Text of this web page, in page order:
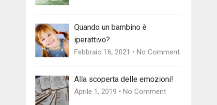
Quando un bambino è
iperattivo?
Febbraio 16, 2021 • No Comment
Alla scoperta delle emozioni!
Aprile 1, 2019 • No Comment